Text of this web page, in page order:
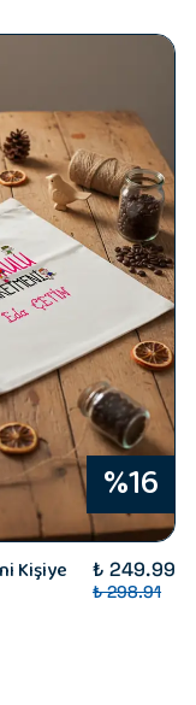
%16
Kişiye
₺ 249.99
₺ 298.91